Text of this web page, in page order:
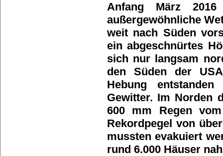
Anfang März
außergewöhnliche
weit nach Süden
ein abgeschnürtes
sich nur langsam
den Süden der
Hebung
Gewitter. Im Norden
600 mm Regen
Rekordpegel von
mussten evakuiert
rund 6.000 Häuser